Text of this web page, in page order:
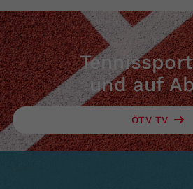
und auf
ÖTV TV